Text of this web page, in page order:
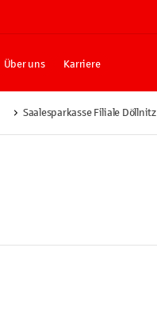
Über uns Karriere
Saalesparkasse Filiale Döllnitz